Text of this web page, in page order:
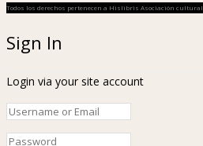
Todos los derechos pertenecen a Hislibris Asociación cultural
Sign In
Login via your site account